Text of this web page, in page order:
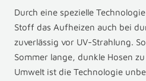
Durch eine spezielle
Stoff das Aufheizen auch bei
zuverlässig vor UV-Strahlung.
Sommer lange, dunkle Hosen
Umwelt ist die Technologie